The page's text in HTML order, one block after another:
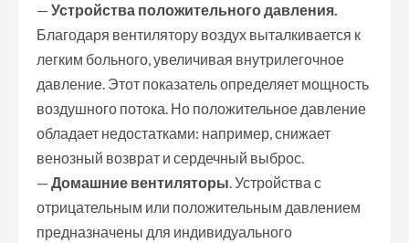
— Устройства положительного давления.
Благодаря вентилятору воздух выталкивается к
легким больного, увеличивая внутрилегочное
давление. Этот показатель определяет мощность
воздушного потока. Но положительное давление
обладает недостатками: например, снижает
венозный возврат и сердечный выброс.
— Домашние вентиляторы. Устройства с
отрицательным или положительным давлением
предназначены для индивидуального